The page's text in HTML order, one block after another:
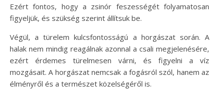
Ezért fontos, hogy a zsinór feszességét folyamatosan
figyeljük, és szükség szerint állítsuk be.
Végül, a türelem kulcsfontosságú a horgászat során. A
halak nem mindig reagálnak azonnal a csali megjelenésére,
ezért érdemes türelmesen várni, és figyelni a víz
mozgásait. A horgászat nemcsak a fogásról szól, hanem az
élményről és a természet közelségéről is.